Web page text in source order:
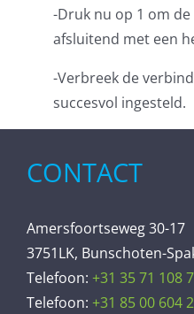
-Druk nu op 1 om
afsluitend met een
-Verbreek de
succesvol ingesteld.
CONTACT
Amersfoortseweg 30-17
3751LK, Bunschoten-
Telefoon: +31 35 71 108
Telefoon: +31 85 00 604